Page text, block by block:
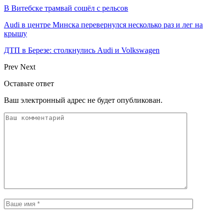
В Витебске трамвай сошёл с рельсов
Audi в центре Минска перевернулся несколько раз и лег на
крышу
ДТП в Березе: столкнулись Audi и Volkswagen
Prev Next
Оставьте ответ
Ваш электронный адрес не будет опубликован.